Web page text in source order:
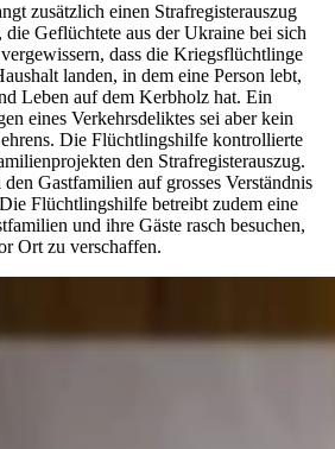
zusätzlich einen Strafregisterauszug
Geflüchtete aus der Ukraine bei sich
dass die Kriegsflüchtlinge
landen, in dem eine Person lebt,
Leben auf dem Kerbholz hat. Ein
eines Verkehrsdeliktes sei aber kein
Die Flüchtlingshilfe kontrollierte
den Strafregisterauszug.
Gastfamilien auf grosses Verständnis
Flüchtlingshilfe betreibt zudem eine
und ihre Gäste rasch besuchen,
Ort zu verschaffen.